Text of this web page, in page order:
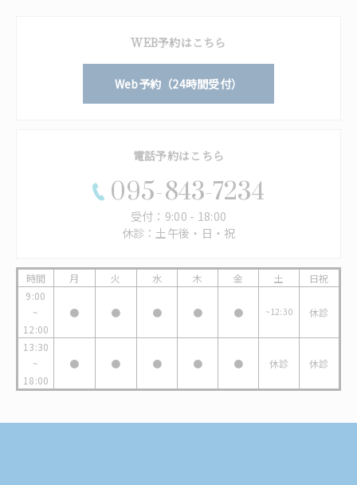
WEB予約はこちら
Web予約（24時間受付）
電話予約はこちら
095-843-7234
受付：9:00 - 18:00
休診：土午後・日・祝
時間 月 火 水 木 金 土
日祝
9:00
~
12:00
● ● ● ● ● ~12:30 休診
13:30
~
18:00
● ● ● ● ● 休診 休診